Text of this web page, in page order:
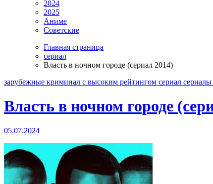
2024
2025
Аниме
Советские
Главная страница
сериал
Власть в ночном городе (сериал 2014)
зарубежные криминал с высоким рейтингом сериал
Власть в ночном городе
05.07.2024